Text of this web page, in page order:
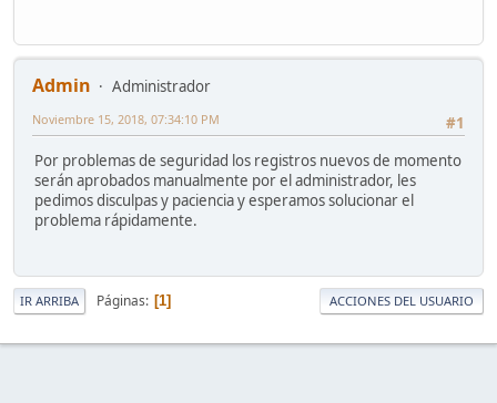
Admin
Administrador
#1
Noviembre 15, 2018, 07:34:10 PM
Por problemas de seguridad los registros nuevos de momento
serán aprobados manualmente por el administrador, les
pedimos disculpas y paciencia y esperamos solucionar el
problema rápidamente.
IR ARRIBA Páginas 1 ACCIONES DEL USUARIO